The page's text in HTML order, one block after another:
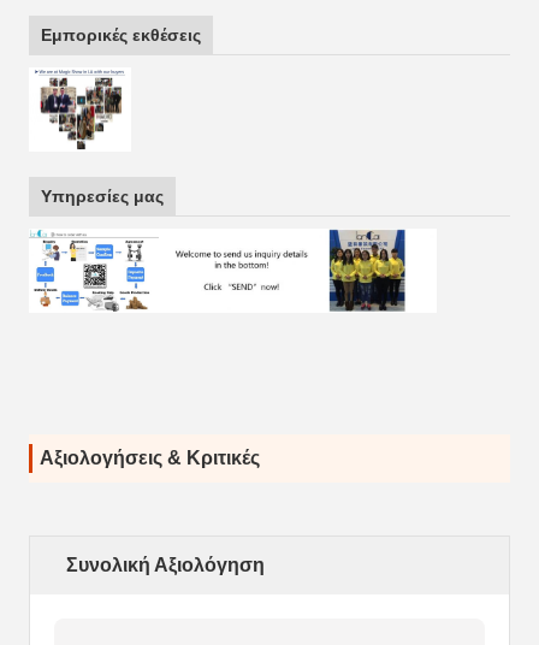
Εμπορικές εκθέσεις
Υπηρεσίες μας
Αξιολογήσεις & Κριτικές
Συνολική Αξιολόγηση